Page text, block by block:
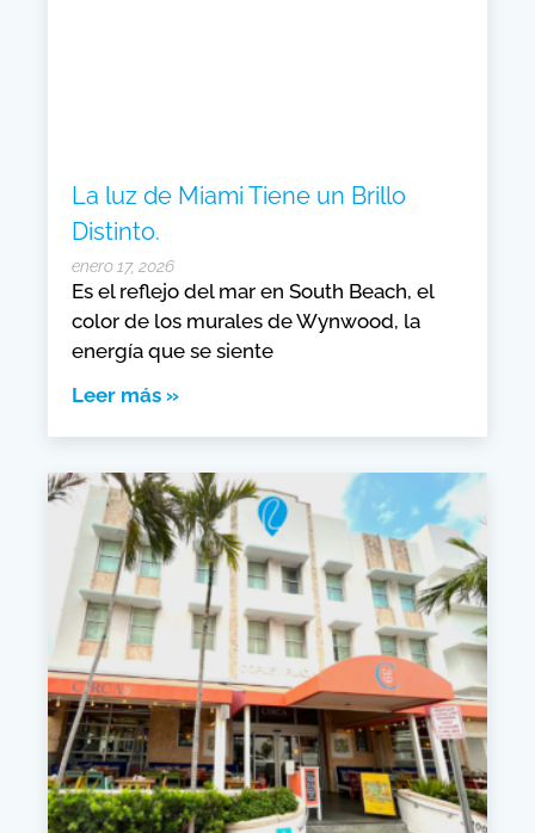
La luz de Miami Tiene un Brillo
Distinto.
enero 17, 2026
Es el reflejo del mar en South Beach, el
color de los murales de Wynwood, la
energía que se siente
Leer más »